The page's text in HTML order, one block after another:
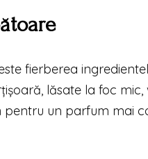
fierberea
lăsate la foc
pentru un parfum mai